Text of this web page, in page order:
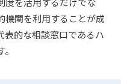
機関を利用することが成
表的な相談窓口であるハ